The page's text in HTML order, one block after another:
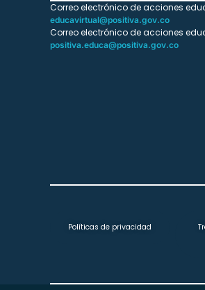
Correo electrónico de acciones
educavirtual@positiva.gov.co
Correo electrónico de acciones
positiva.educa@positiva.gov.co
Políticas de privacidad